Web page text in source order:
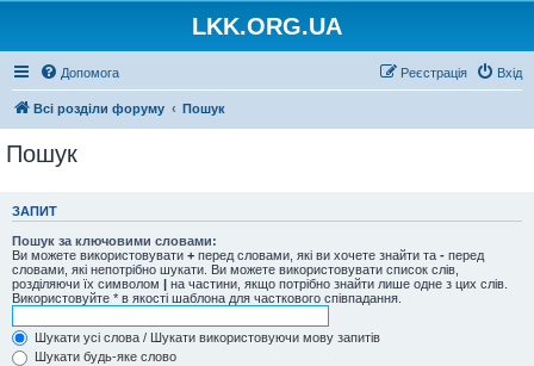
LKK.ORG.UA
Допомога Вхід
Реєстрація
Всі розділи форуму Пошук
Пошук
ЗАПИТ
Пошук за ключовими словами:
Ви можете використовувати + перед словами, які ви хочете знайти та - перед
словами, які непотрібно шукати. Ви можете використовувати список слів,
розділяючи їх символом | на частини, якщо потрібно знайти лише одне з цих слів.
Використовуйте * в якості шаблона для часткового співпадання.
Шукати усі слова / Шукати використовуючи мову запитів
Шукати будь-яке слово